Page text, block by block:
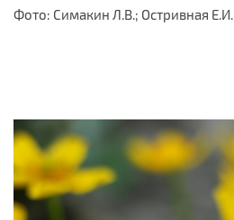
Фото: Симакин Л.В.; Остривная Е.И.